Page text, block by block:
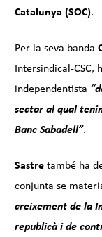
Catalunya (SOC).
Per la seva banda
Intersindical-CSC,
independentista
sector al qual
Banc Sabadell”.
Sastre també ha
conjunta se
creixement de la
republicà i de